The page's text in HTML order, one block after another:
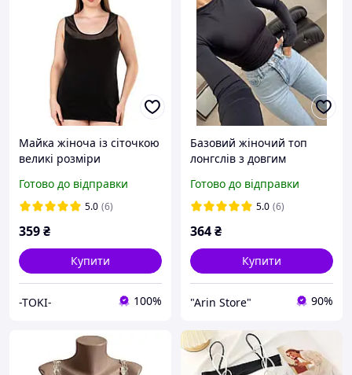
Майка жіноча із сіточкою
великі розміри
Готово до відправки
5.0 (6)
359₴
Купити
-TOKI- 100%
Базовий жіночий топ
лонгслів з довгим
Готово до відправки
5.0 (6)
364₴
Купити
"Arin Store" 90%